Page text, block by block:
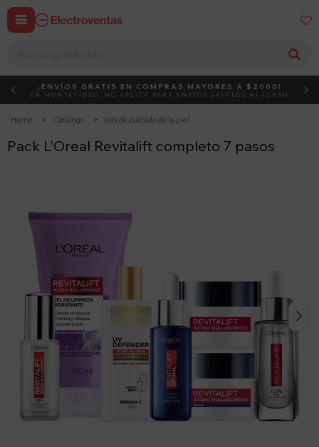
 
DEBUT ACTIVÁ EL CÓDIGO
¡ENVÍOS GRATIS EN COMPRAS MAYORES A $2000!
EN MONTEVIDEO, NO APLICA PARA ENVÍOS EXPRESS NI FLASH
Home Catálogo Kits de cuidado de la piel
Pack L'Oreal Revitalift completo 7 pasos